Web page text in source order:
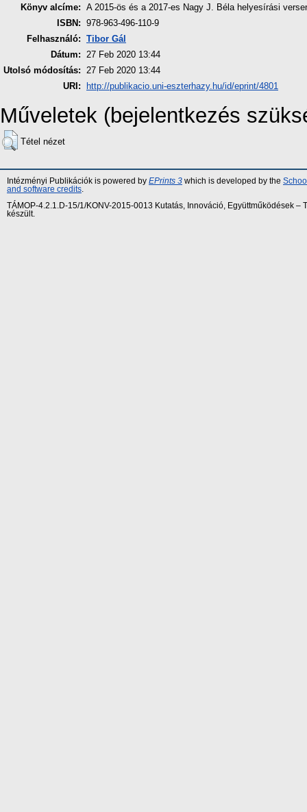
Könyv alcíme: A 2015-ös és a 2017-es Nagy J. Béla helyesírási
ISBN: 978-963-496-110-9
Felhasználó: Tibor Gál
Dátum: 27 Feb 2020 13:44
Utolsó módosítás: 27 Feb 2020 13:44
URI:
http://publikacio.uni-eszterhazy.hu/id/eprint/4801
Műveletek (bejelentkezés
Tétel nézet
Intézményi Publikációk is powered by EPrints 3 which is developed by the
and software credits
TÁMOP-4.2.1.D-15/1/KONV-2015-0013 Kutatás, Innováció, Együttműködések
készült.